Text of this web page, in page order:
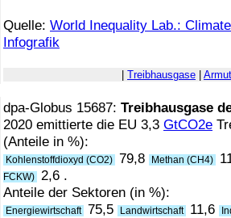
Quelle: World Inequality Lab.:
Infografik
Treibhausgase
dpa-Globus 15687: Treibhausgase
2020 emittierte die EU 3,3 GtCO2e
(Anteile in %):
Kohlenstoffdioxyd (CO2) 79,8 Methan (CH4)
FCKW) 2,6 .
Anteile der Sektoren (in %):
Energiewirtschaft 75,5 Landwirtschaft 11,6